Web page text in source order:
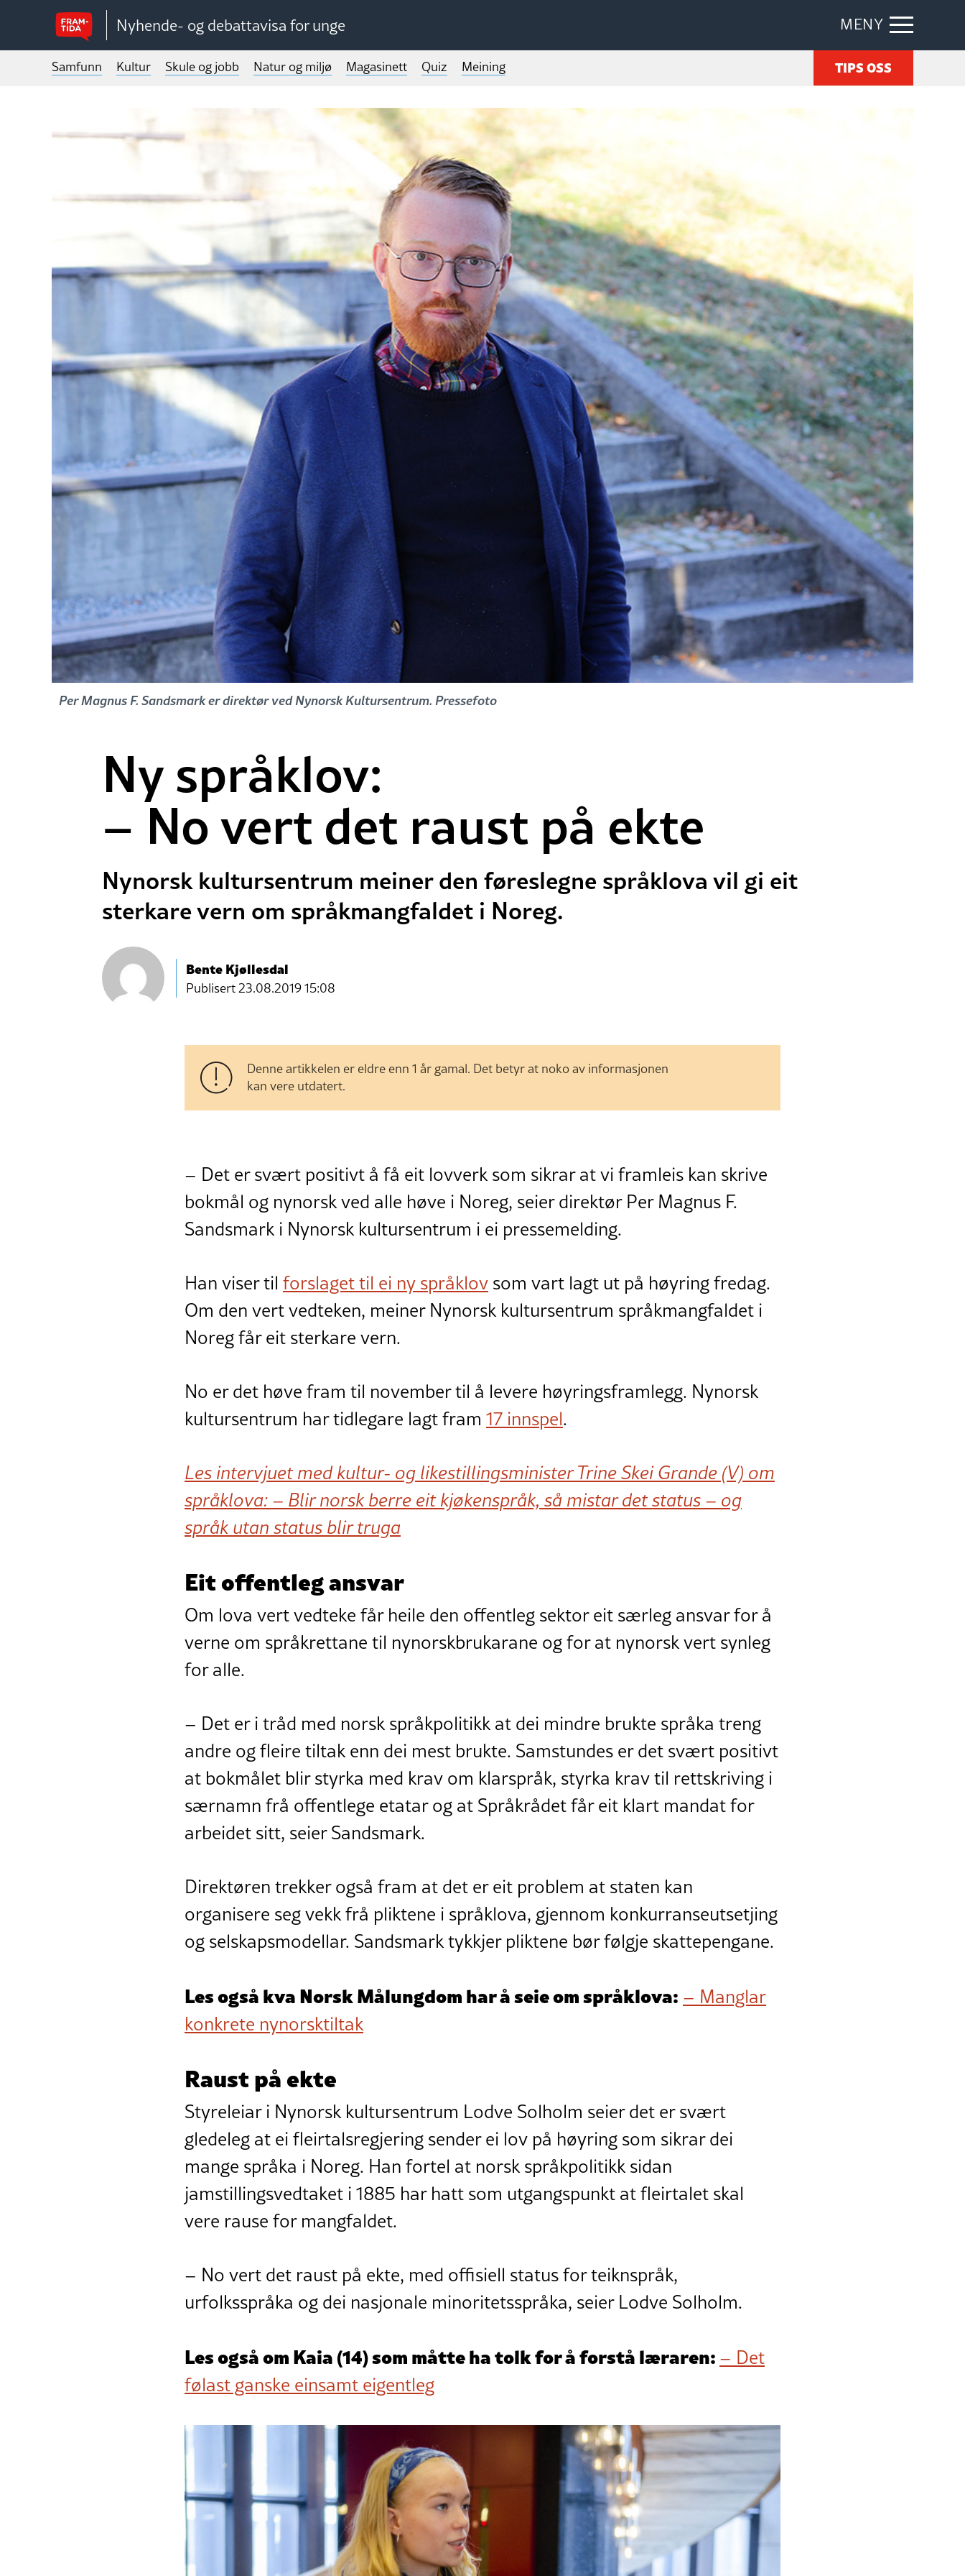
Nyhende- og debattavisa for unge MENY
Samfunn Kultur Skule og jobb Natur og miljø Magasinett Quiz Meining TIPS OSS
Per Magnus F. Sandsmark er direktør ved Nynorsk Kultursentrum. Pressefoto
Ny språklov:
– No vert det raust på ekte
Nynorsk kultursentrum meiner den føreslegne språklova vil gi eit
sterkare vern om språkmangfaldet i Noreg.
Bente Kjøllesdal
Publisert23.08.2019 15:08
Denne artikkelen er eldre enn 1 år gamal. Det betyr at noko av informasjonen
kan vere utdatert.
– Det er svært positivt å få eit lovverk som sikrar at vi framleis kan skrive
bokmål og nynorsk ved alle høve i Noreg, seier direktør Per Magnus F.
Sandsmark i Nynorsk kultursentrum i ei pressemelding.
Han viser til forslaget til ei ny språklovsom vart lagt ut på høyring fredag.
Om den vert vedteken, meiner Nynorsk kultursentrum språkmangfaldet i
Noreg får eit sterkare vern.
No er det høve fram til november til å levere høyringsframlegg. Nynorsk
kultursentrum har tidlegare lagt fram 17 innspel.
Les intervjuet med kultur- og likestillingsminister Trine Skei Grande (V) om
språklova: – Blir norsk berre eit kjøkenspråk, så mistar det status – og
språk utan status blir truga
Eit offentleg ansvar
Om lova vert vedteke får heile den offentleg sektor eit særleg ansvar for å
verne om språkrettane til nynorskbrukarane og for at nynorsk vert synleg
for alle.
– Det er i tråd med norsk språkpolitikk at dei mindre brukte språka treng
andre og fleire tiltak enn dei mest brukte. Samstundes er det svært positivt
at bokmålet blir styrka med krav om klarspråk, styrka krav til rettskriving i
særnamn frå offentlege etatar og at Språkrådet får eit klart mandat for
arbeidet sitt, seier Sandsmark.
Direktøren trekker også fram at det er eit problem at staten kan
organisere seg vekk frå pliktene i språklova, gjennom konkurranseutsetjing
og selskapsmodellar. Sandsmark tykkjer pliktene bør følgje skattepengane.
Les også kva Norsk Målungdom har å seie om språklova: – Manglar
konkrete nynorsktiltak
Raust på ekte
Styreleiar i Nynorsk kultursentrum Lodve Solholm seier det er svært
gledeleg at ei fleirtalsregjering sender ei lov på høyring som sikrar dei
mange språka i Noreg. Han fortel at norsk språkpolitikk sidan
jamstillingsvedtaket i 1885 har hatt som utgangspunkt at fleirtalet skal
vere rause for mangfaldet.
– No vert det raust på ekte, med offisiell status for teiknspråk,
urfolksspråka og dei nasjonale minoritetsspråka, seier Lodve Solholm.
Les også om Kaia (14) som måtte ha tolk for å forstå læraren:– Det
følast ganske einsamt eigentleg